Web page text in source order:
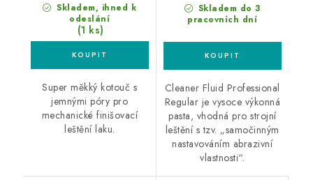
Skladem, ihned k
odeslání
(1 ks)
Super měkký kotouč s
jemnými póry pro
mechanické finišovací
leštění laku.
Skladem do 3
pracovních dní
Cleaner Fluid Professional
Regular je vysoce výkonná
pasta, vhodná pro strojní
leštění s tzv. „samočinným
nastavováním abrazivní
vlastnosti“.